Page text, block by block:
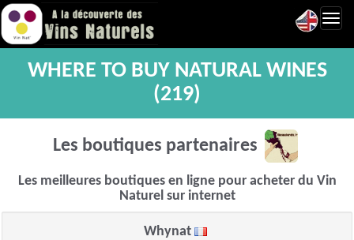
WHERE TO BUY NATURAL WINES
(219)
Les boutiques partenaires
Les meilleures boutiques en ligne pour acheter du Vin
Naturel sur internet
Whynat